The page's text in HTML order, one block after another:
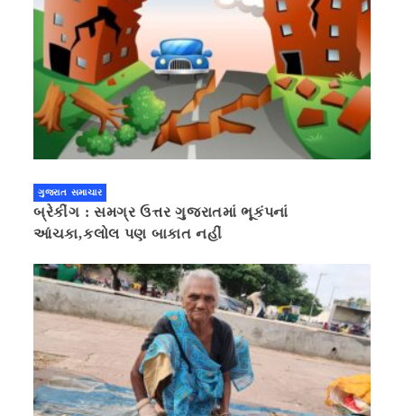
ગુજરાત સમાચાર
બ્રેકીંગ : સમગ્ર ઉત્તર ગુજરાતમાં ભૂકંપનાં
આંચકા,કલોલ પણ બાકાત નહીં